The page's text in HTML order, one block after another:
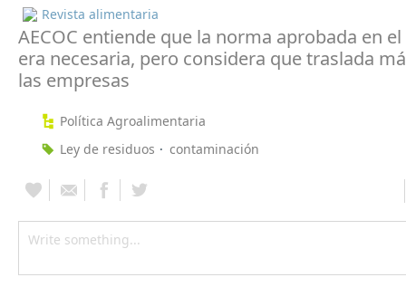
Revista alimentaria
AECOC entiende que la norma aprobada en
era necesaria, pero considera que traslada
las empresas
Política Agroalimentaria
Ley de residuos
contaminación